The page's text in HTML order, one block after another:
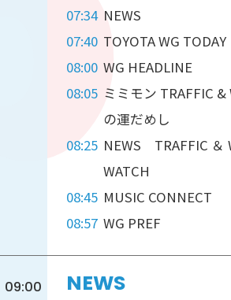
07:34 NEWS
07:40 TOYOTA WG TODAY
08:00 WG HEADLINE
08:05 ミミモン TRAFFIC
の運だめし
08:25 NEWS TRAFFIC ＆
WATCH
08:45 MUSIC CONNECT
08:57 WG PREF
09:00
NEWS